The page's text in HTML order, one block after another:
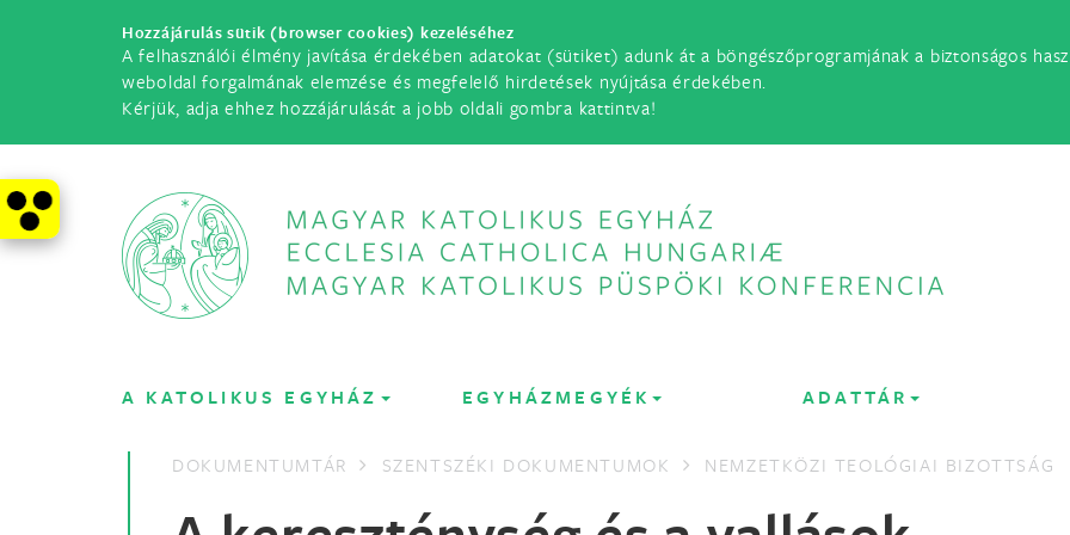
Hozzájárulás sütik (browser cookies) kezeléséhez
A felhasználói élmény javítása érdekében adatokat (sütiket) adunk át a böngészőprogramjának a biztonságos
weboldal forgalmának elemzése és megfelelő hirdetések nyújtása érdekében.
Kérjük, adja ehhez hozzájárulását a jobb oldali gombra kattintva!
A KATOLIKUS EGYHÁZ EGYHÁZMEGYÉK ADATTÁR
DOKUMENTUMTÁR SZENTSZÉKI DOKUMENTUMOK NEMZETKÖZI TEOLÓGIAI BIZOTTSÁG